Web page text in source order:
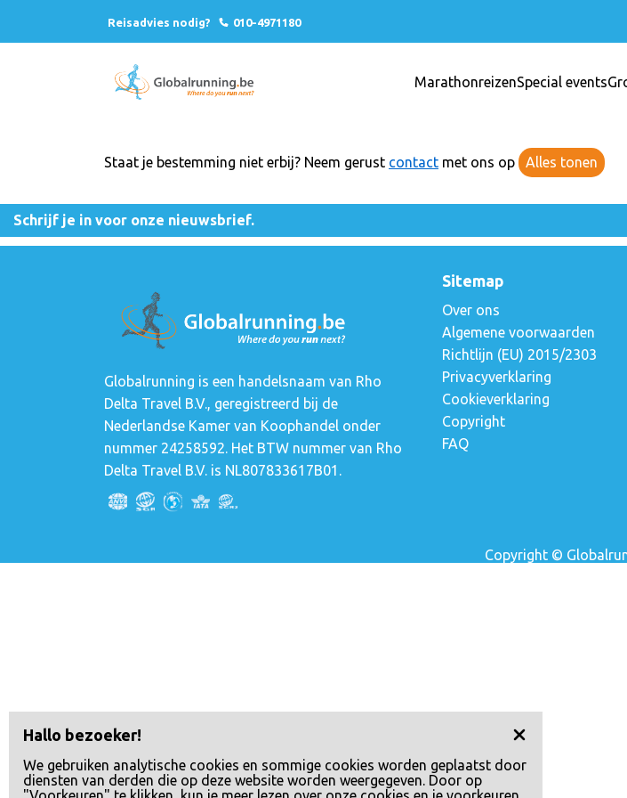
Reisadvies nodig? 010-4971180
MarathonreizenSpecial events
Staat je bestemming niet erbij? Neem gerust contact met ons op Alles tonen
Hallo bezoeker!
We gebruiken analytische cookies en sommige cookies worden geplaatst door
diensten van derden die op deze website worden weergegeven. Door op
Schrijf je in voor onze nieuwsbrief.
Globalrunning is een handelsnaam van Rho
Delta Travel B.V., geregistreerd bij de
Nederlandse Kamer van Koophandel onder
nummer 24258592. Het BTW nummer van Rho
Delta Travel B.V. is NL807833617B01.
Sitemap
Over ons
Algemene voorwaarden
Richtlijn (EU) 2015/2303
Privacyverklaring
Cookieverklaring
Copyright
FAQ
Copyright ©